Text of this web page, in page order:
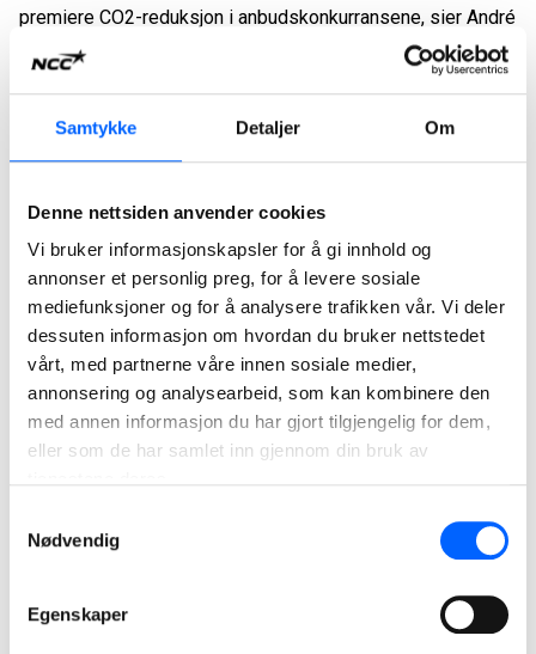
Samtykke Detaljer Om
Denne nettsiden anvender cookies
Vi bruker informasjonskapsler for å gi innhold og
annonser et personlig preg, for å levere sosiale
mediefunksjoner og for å analysere trafikken vår. Vi deler
dessuten informasjon om hvordan du bruker nettstedet
vårt, med partnerne våre innen sosiale medier,
annonsering og analysearbeid, som kan kombinere den
med annen informasjon du har gjort tilgjengelig for dem,
eller som de har samlet inn gjennom din bruk av
Nødvendig
Egenskaper
premiere CO2-reduksjon i anbudskonkurransene, sier André
Waage.
vegvesen og fylkeskommuner så langt i år:
SVV Stor-Oslo
Innlandet Fylkeskommune
SVV Sør i Trondheim
SVV Nord i Trondheim
Trondheim FV Sør
SVV Agder
SVV Vestfold
SVV Telemark
millioner, registreres i forretningsområdet NCC Industry i
Q1 2024.